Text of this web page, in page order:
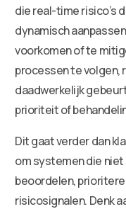
die real-time risico’s
dynamisch
voorkomen of te
processen te volgen,
daadwerkelijk
prioriteit of
Dit gaat verder dan
om systemen die
beoordelen,
risicosignalen. Denk